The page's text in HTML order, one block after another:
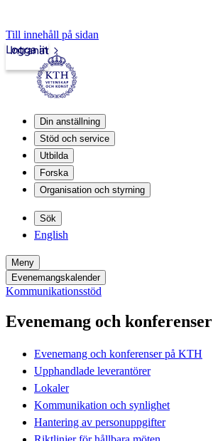
Till innehåll på sidan
Intranät
Logga in
Din anställning
Stöd och service
Utbilda
Forska
Organisation och styrning
Sök
English
Meny
Evenemangskalender
Kommunikationsstöd
Evenemang och konferenser
Evenemang och konferenser på KTH
Upphandlade leverantörer
Lokaler
Kommunikation och synlighet
Hantering av personuppgifter